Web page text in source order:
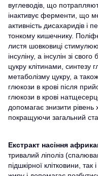
вуглеводів, що
інактивує ферменти, що
активність дисахаридів і
тонкому кишечнику.
листя шовковиці
інсуліну, а інсулін зі
цукру клітинами, синтезу
метаболізму цукру, а
глюкози в крові після
глюкози в крові
допомагає знизити рівень
покращуючи загальний
Екстракт насіння
тривалий ліполіз
підшкірної клітковини,